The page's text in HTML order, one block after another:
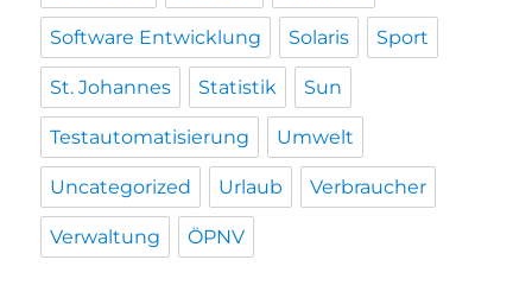
Software Entwicklung Solaris Sport
St. Johannes Statistik Sun
Testautomatisierung Umwelt
Uncategorized Urlaub Verbraucher
Verwaltung ÖPNV